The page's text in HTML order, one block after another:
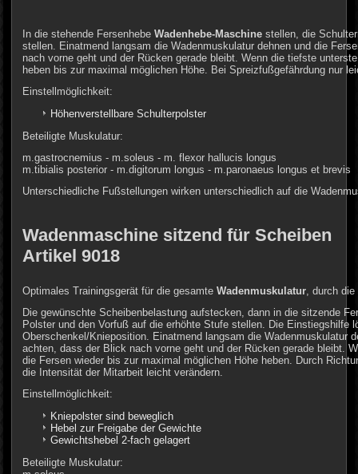
In die stehende FersenhebeWadenhebe-Maschine stellen, die
stellen. Einatmend langsam die Wadenmuskulatur dehnen und die
nach vorne geht und der Rücken gerade bleibt. Wenn die tiefste
heben bis zur maximal möglichen Höhe. Bei Spreizfußgefährdung nur
Einstellmöglichkeit:
Höhenverstellbare Schulterpolster
Beteiligte Muskulatur:
m.gastrocnemius - m.soleus - m. flexor hallucis longus
m.tibialis posterior - m.digitorum longus - m.paronaeus longus et brevis
Unterschiedliche Fußstellungen wirken unterschiedlich auf die
Wadenmaschine sitzend für Scheiben
Artikel 9018
Optimales Trainingsgerät für die gesamteWadenmuskulatur , durch
Die gewünschte Scheibenbelastung aufstecken, dann in die sitzende
Polster und den Vorfuß auf die erhöhte Stufe stellen. Die Einstiegshilfe
Oberschenkel/Knieposition. Einatmend langsam die Wadenmuskulatur
achten, dass der Blick nach vorne geht und der Rücken gerade bleibt.
die Fersen wieder bis zur maximal möglichen Höhe heben. Durch
die Intensität der Mitarbeit leicht verändern.
Einstellmöglichkeit:
Kniepolster sind beweglich
Hebel zur Freigabe der Gewichte
Gewichtshebel 2-fach gelagert
Beteiligte Muskulatur: